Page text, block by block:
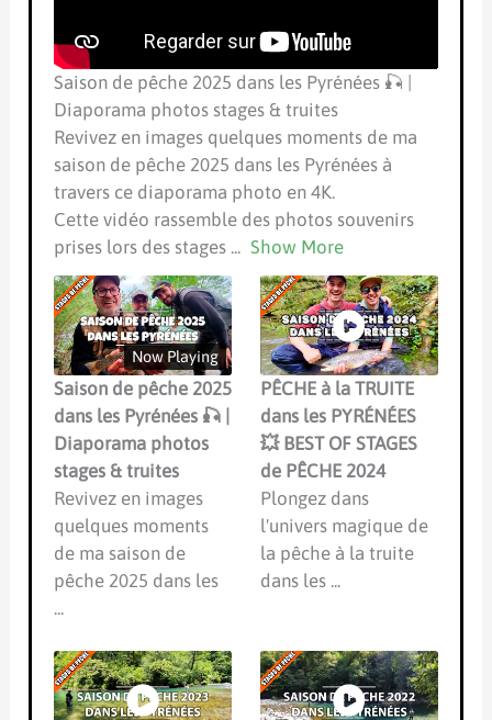
Saison de pêche 2025 dans les Pyrénées 🎣 |
Diaporama photos stages & truites
Revivez en images quelques moments de ma
saison de pêche 2025 dans les Pyrénées à
travers ce diaporama photo en 4K.
Cette vidéo rassemble des photos souvenirs
prises lors des stages ... Show More
Now Playing
Saison de pêche 2025
dans les Pyrénées 🎣 |
Diaporama photos
stages & truites
Revivez en images
quelques moments
de ma saison de
pêche 2025 dans les
...
PÊCHE à la TRUITE
dans les PYRÉNÉES
💥 BEST OF STAGES
de PÊCHE 2024
Plongez dans
l'univers magique de
la pêche à la truite
dans les ...